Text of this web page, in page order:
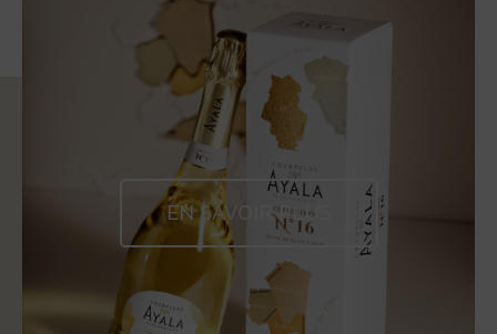
EN SAVOIR PLUS